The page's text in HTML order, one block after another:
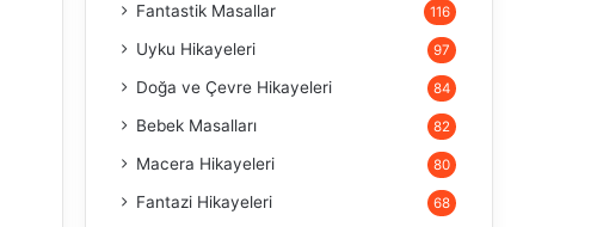
Fantastik Masallar 116
Uyku Hikayeleri 97
Doğa ve Çevre Hikayeleri 84
Bebek Masalları 82
Macera Hikayeleri 80
Fantazi Hikayeleri 68